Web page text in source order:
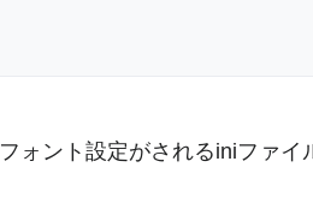
ォント設定がされるiniファイ